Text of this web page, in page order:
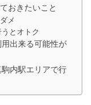
おきたいこと
メ
とオトク
出来る可能性が
内駅エリアで行